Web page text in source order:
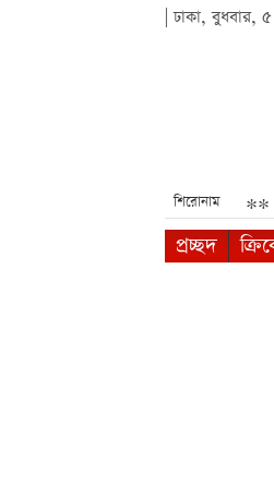
| ঢাকা,
শিরোনাম
আপডেট সুবিধা*** ছোট
প্রচ্ছদ